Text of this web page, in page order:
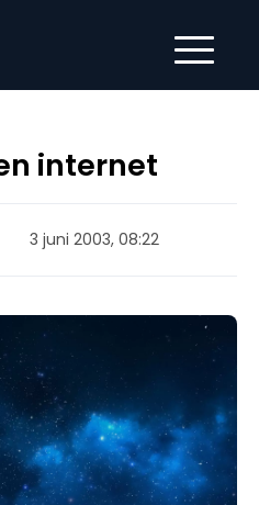
internet
3 juni 2003, 08:22